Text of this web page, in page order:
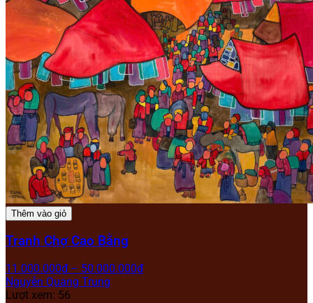
Thêm vào giỏ
Tranh Chợ Cao Bằng
11.000.000₫ – 50.000.000₫
Nguyễn Quang Trung
Lượt xem: 56